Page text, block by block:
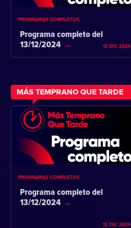
PROGRAMAS COMPLETOS
Programa completo del
13/12/2024
13 DIC 2024
MÁS TEMPRANO QUE TARDE
PROGRAMAS COMPLETOS
Programa completo del
13/12/2024
13 DIC 2024